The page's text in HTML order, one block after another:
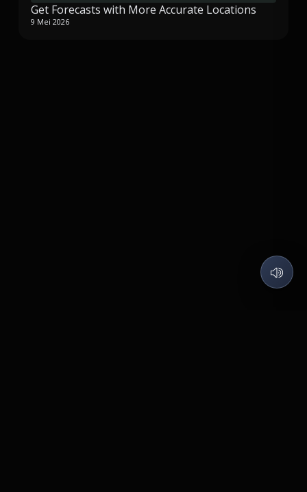
Get Forecasts with More Accurate Locations
9 Mei 2026